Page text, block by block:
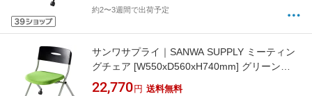
約2〜3週間で出荷予定
サンワサプライ｜SANWA SUPPLY ミーティン
グチェア [W550xD560xH740mm] グリーン
SNC-ST6G[SNCST6G]
22,770 円 送料無料